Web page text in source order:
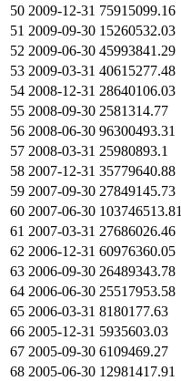
50 2009-12-31 75915099.16
51 2009-09-30 15260532.03
52 2009-06-30 45993841.29
53 2009-03-31 40615277.48
54 2008-12-31 28640106.03
55 2008-09-30 2581314.77
56 2008-06-30 96300493.31
57 2008-03-31 25980893.1
58 2007-12-31 35779640.88
59 2007-09-30 27849145.73
60 2007-06-30 103746513.81
61 2007-03-31 27686026.46
62 2006-12-31 60976360.05
63 2006-09-30 26489343.78
64 2006-06-30 25517953.58
65 2006-03-31 8180177.63
66 2005-12-31 5935603.03
67 2005-09-30 6109469.27
68 2005-06-30 12981417.91